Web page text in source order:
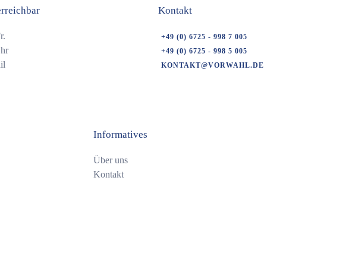
Kontakt
+49 (0) 6725 - 998 7 005
+49 (0) 6725 - 998 5 005
KONTAKT@VORWAHL.DE
Informatives
Über uns
Kontakt